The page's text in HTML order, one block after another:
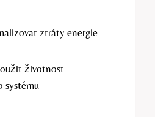
ztráty energie
životnost
systému